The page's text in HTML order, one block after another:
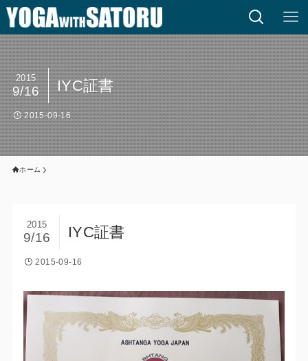
IYC証書
2015
9/16
2015-09-16
ホーム
IYC証書
2015
9/16
2015-09-16